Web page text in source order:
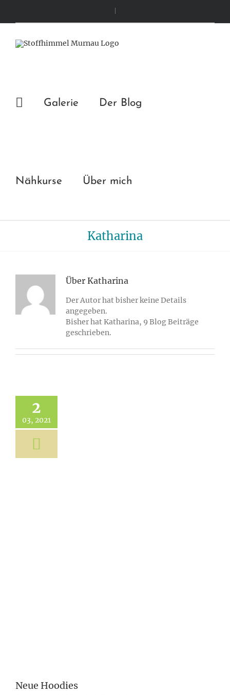
springen
Galerie Der Blog
Nähkurse Über mich
Katharina
Über Katharina
Der Autor hat bisher keine Details
angegeben.
Bisher hat Katharina, 9 Blog Beiträge
geschrieben.
2
03, 2021
Neue Hoodies